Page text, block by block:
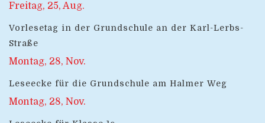
Freitag, 25, Aug.
Vorlesetag in der Grundschule an der Karl-Lerbs-
Straße
Montag, 28, Nov.
Leseecke für die Grundschule am Halmer Weg
Montag, 28, Nov.